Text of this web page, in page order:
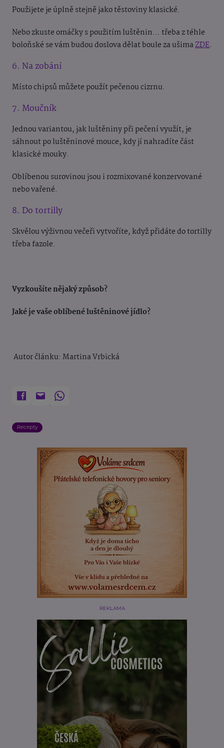
Použijete je úplně stejně jako těstoviny klasické.
Nebo zkuste omáčky s použitím luštěnin… třeba z téhle
boloňské se vám budou doslova dělat boule za ušimaZDE.
6. Na zobání
Místo chipsů můžete použít pečenou cizrnu.
7. Moučník
Jednou variantou, jak luštěniny při pečení využít, je
sáhnout po luštěninové mouce, kdy jí nahradíte část
klasické mouky.
Oblíbenou surovinou jsou i rozmixované konzervované
nebo vařené.
8. Do tortilly
Skvělou výživnou večeři vytvoříte, když přidáte do tortilly
třeba fazole.
Vyzkoušíte nějaký způsob?
Jaké je vaše oblíbené luštěninové jídlo?
Autor článku: Martina Vrbická
Recepty
REKLAMA